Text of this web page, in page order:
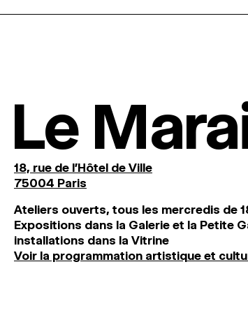
Le
18, rue de l'Hôtel de Ville
75004 Paris
Ateliers ouverts, tous les mercredis de
Expositions dans la Galerie et la Petite
installations dans la Vitrine
Voir la programmation artistique et